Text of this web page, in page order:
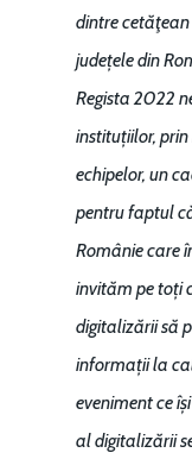
dintre
județele din
Regista 2022
instituțiilor,
echipelor, un
pentru faptul
Românie care
invităm pe toți
digitalizării să
informații la
eveniment ce
al digitalizării